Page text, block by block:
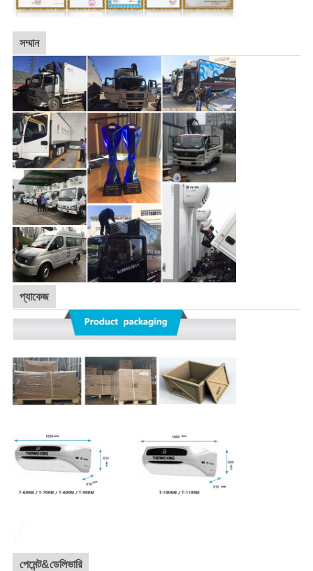
সম্মান
প্যাকেজ
পেমেন্ট&ডেলিভারি